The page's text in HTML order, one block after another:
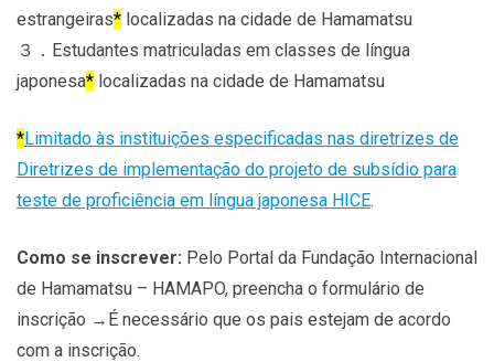
estrangeiras* localizadas na cidade de Hamamatsu
３．Estudantes matriculadas em classes de língua
japonesa* localizadas na cidade de Hamamatsu
*Limitado às instituições especificadas nas diretrizes de
Diretrizes de implementação do projeto de subsídio para
teste de proficiência em língua japonesa HICE.
Como se inscrever: Pelo Portal da Fundação Internacional
de Hamamatsu – HAMAPO, preencha o formulário de
inscrição →É necessário que os pais estejam de acordo
com a inscrição.